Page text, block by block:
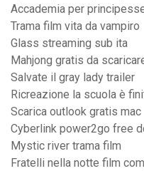
Accademia per
Trama film vita da vampiro
Glass streaming sub ita
Mahjong gratis da
Salvate il gray lady trailer
Ricreazione la scuola è
Scarica outlook gratis mac
Cyberlink power2go free
Mystic river trama film
Fratelli nella notte film